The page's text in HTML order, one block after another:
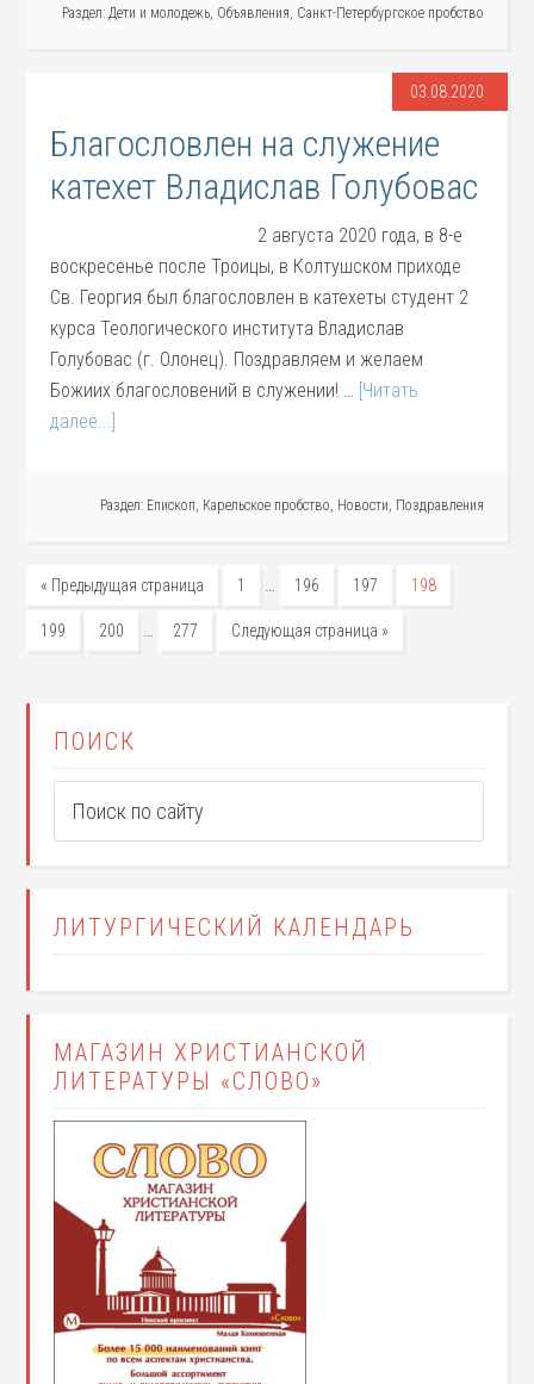
Раздел: Дети и молодежь, Объявления, Санкт-Петербургское пробство
03.08.2020
Благословлен на служение
катехет Владислав Голубовас
2 августа 2020 года, в 8-е
воскресенье после Троицы, в Колтушском приходе
Св. Георгия был благословлен в катехеты студент 2
курса Теологического института Владислав
Голубовас (г. Олонец). Поздравляем и желаем
Божиих благословений в служении! … [Читать
далее...]
Раздел: Епископ, Карельское пробство, Новости, Поздравления
« Предыдущая страница 1 … 196 197 198
199 200 … 277 Следующая страница »
ПОИСК
ЛИТУРГИЧЕСКИЙ КАЛЕНДАРЬ
МАГАЗИН ХРИСТИАНСКОЙ
ЛИТЕРАТУРЫ «СЛОВО»